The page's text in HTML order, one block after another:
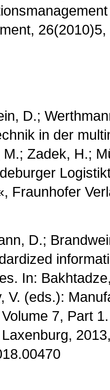
D.;
in der
Zadek, H.;
Fraunhofer
D.;
In:
V. (eds.):
7, Part